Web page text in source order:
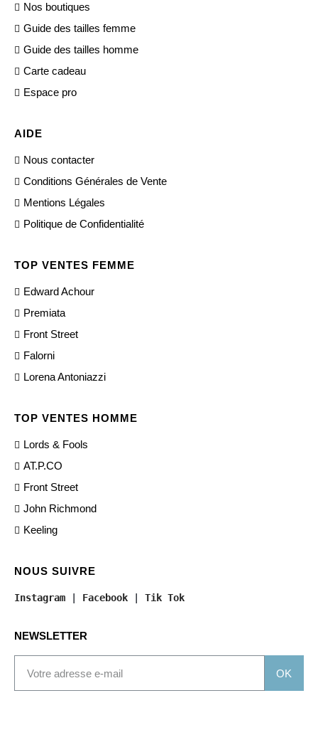
Nos boutiques
Guide des tailles femme
Guide des tailles homme
Carte cadeau
Espace pro
AIDE
Nous contacter
Conditions Générales de Vente
Mentions Légales
Politique de Confidentialité
TOP VENTES FEMME
Edward Achour
Premiata
Front Street
Falorni
Lorena Antoniazzi
TOP VENTES HOMME
Lords & Fools
AT.P.CO
Front Street
John Richmond
Keeling
NOUS SUIVRE
Instagram Facebook Tik Tok
NEWSLETTER
OK